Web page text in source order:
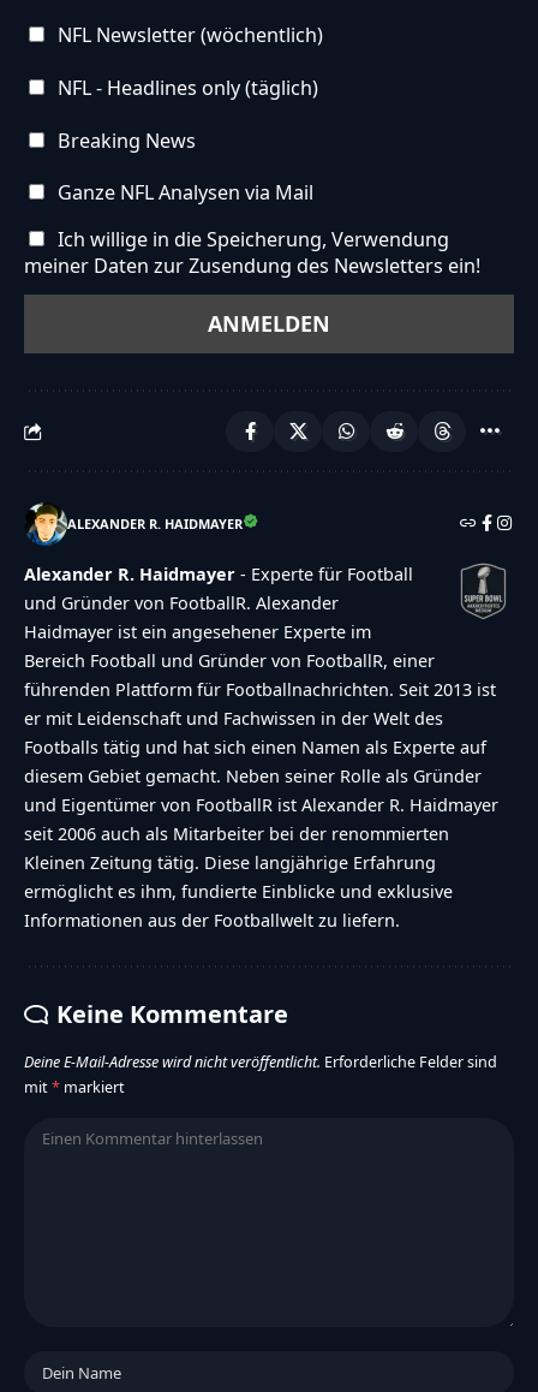
NFL Newsletter (wöchentlich)
NFL - Headlines only (täglich)
Breaking News
Ganze NFL Analysen via Mail
Ich willige in die Speicherung, Verwendung
meiner Daten zur Zusendung des Newsletters ein!
ALEXANDER R. HAIDMAYER
Alexander R. Haidmayer - Experte für Football
und Gründer von FootballR. Alexander
Haidmayer ist ein angesehener Experte im
Bereich Football und Gründer von FootballR, einer
führenden Plattform für Footballnachrichten. Seit 2013 ist
er mit Leidenschaft und Fachwissen in der Welt des
Footballs tätig und hat sich einen Namen als Experte auf
diesem Gebiet gemacht. Neben seiner Rolle als Gründer
und Eigentümer von FootballR ist Alexander R. Haidmayer
seit 2006 auch als Mitarbeiter bei der renommierten
Kleinen Zeitung tätig. Diese langjährige Erfahrung
ermöglicht es ihm, fundierte Einblicke und exklusive
Informationen aus der Footballwelt zu liefern.
Keine Kommentare
Deine E-Mail-Adresse wird nicht veröffentlicht. Erforderliche Felder sind
mit* markiert